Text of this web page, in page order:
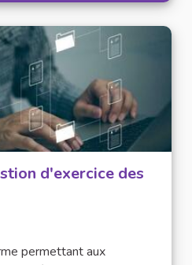
d'exercice des
permettant aux